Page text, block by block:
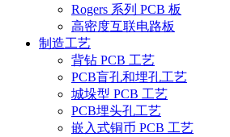
Rogers 系列 PCB 板
高密度互联电路板
制造工艺
背钻 PCB 工艺
PCB盲孔和埋孔工艺
城垛型 PCB 工艺
PCB埋头孔工艺
嵌入式铜币 PCB 工艺